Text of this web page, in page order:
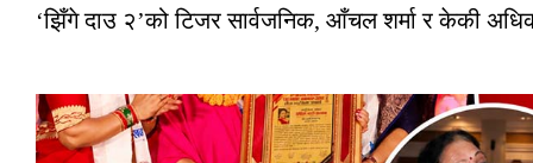
‘झिँगे दाउ २’को टिजर सार्वजनिक, आँचल शर्मा र केकी